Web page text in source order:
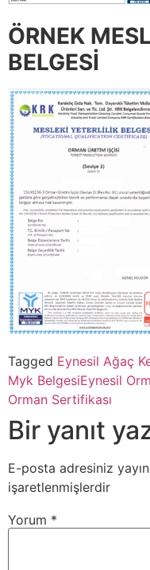
ÖRNEK
BELGESİ
Tagged Eynesil Ağaç
Myk BelgesiEynesil
Orman Sertifikası
Bir yanıt
E-posta adresiniz
işaretlenmişlerdir
Yorum *